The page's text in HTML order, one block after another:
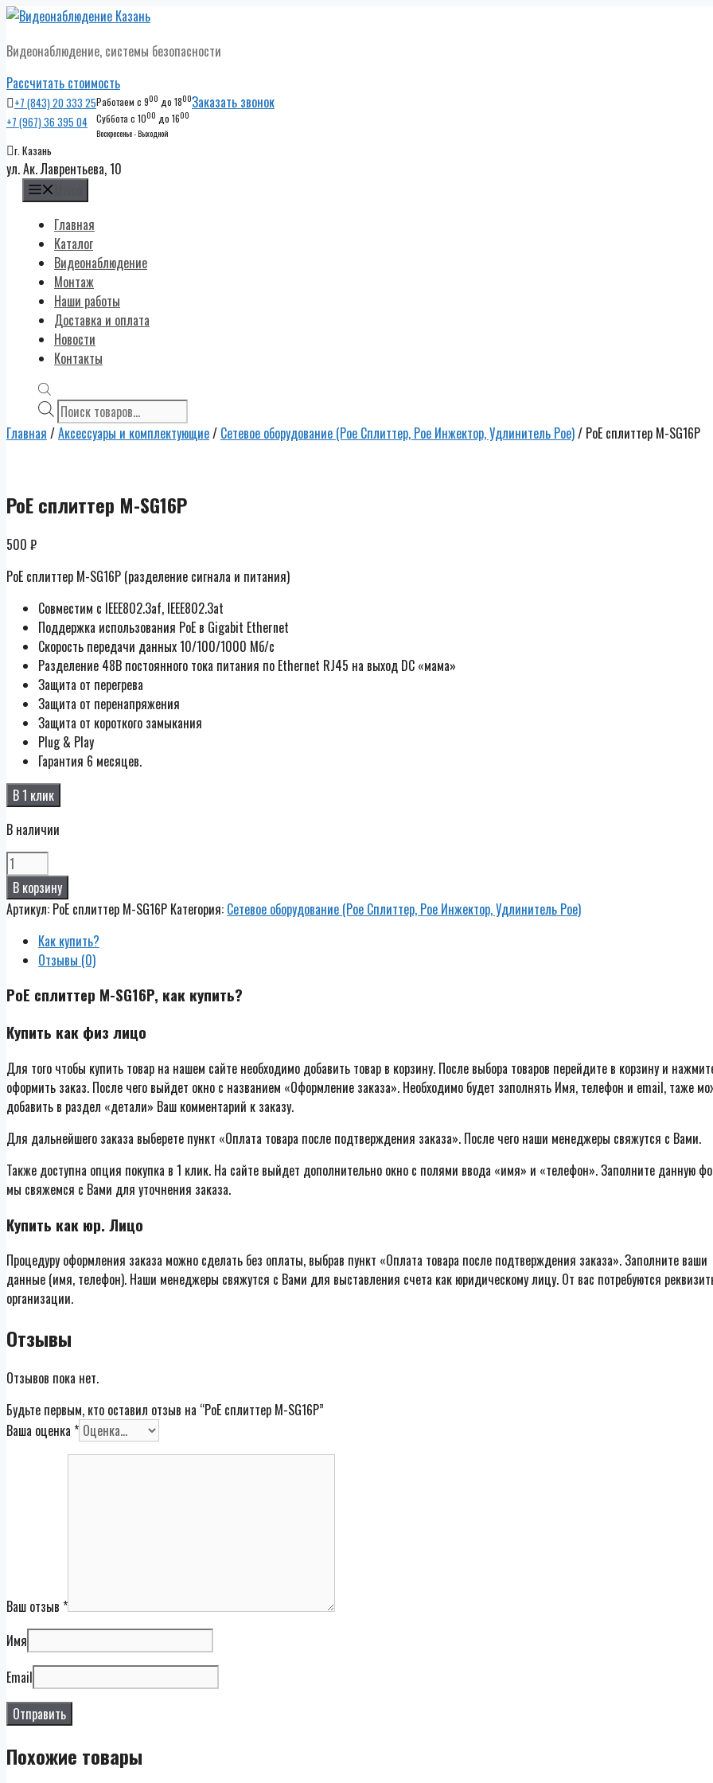
Перейти
содержимому
Видеонаблюдение, системы безопасности
Рассчитать стоимость
+7 (843) 20 333 25
+7 (967) 36 395 04
Работаем с 900 до 1800
Суббота с 1000 до 1600
Воскресенье - Выходной
Заказать звонок
г. Казань
ул. Ак. Лаврентьева, 10
Главная
Каталог
Видеонаблюдение
Монтаж
Наши работы
Доставка и оплата
Новости
Контакты
Поиск
товаров
Главная /Аксессуары и комплектующие/ Сетевое оборудование (Рое Сплиттер, Рое Инжектор, Удлинитель Рое)/ PoE сплиттер M-SG16P
PoE сплиттер M-SG16P
500 ₽
PoE сплиттер M-SG16P (разделение сигнала и питания)
Совместим с IEEE802.3af, IEEE802.3at
Поддержка использования PoE в Gigabit Ethernet
Скорость передачи данных 10/100/1000 Мб/с
Разделение 48В постоянного тока питания по Ethernet RJ45 на выход DC «мама»
Защита от перегрева
Защита от перенапряжения
Защита от короткого замыкания
Plug & Play
Гарантия 6 месяцев.
В 1 клик
В наличии
Количество
PoE
сплиттер
M-
SG16P
В корзину
Артикул: PoE сплиттер M-SG16P Категория: Сетевое оборудование (Рое Сплиттер, Рое Инжектор, Удлинитель Рое)
Как купить?
Отзывы (0)
PoE сплиттер M-SG16P, как купить?
Купить как физ лицо
Для того чтобы купить товар на нашем сайте необходимо добавить товар в корзину. После выбора товаров перейдите в корзину и
оформить заказ. После чего выйдет окно с названием «Оформление заказа». Необходимо будет заполнять Имя, телефон и email, таже
добавить в раздел «детали» Ваш комментарий к заказу.
Для дальнейшего заказа выберете пункт «Оплата товара после подтверждения заказа». После чего наши менеджеры свяжутся с Вами.
Также доступна опция покупка в 1 клик. На сайте выйдет дополнительно окно с полями ввода «имя» и «телефон». Заполните данную
мы свяжемся с Вами для уточнения заказа.
Купить как юр. Лицо
Процедуру оформления заказа можно сделать без оплаты, выбрав пункт «Оплата товара после подтверждения заказа». Заполните ваши
данные (имя, телефон). Наши менеджеры свяжутся с Вами для выставления счета как юридическому лицу. От вас потребуются
организации.
Отзывы
Отзывов пока нет.
Будьте первым, кто оставил отзыв на “PoE сплиттер M-SG16P”
Ваша оценка *
Ваш отзыв *
Имя
Email
Похожие товары